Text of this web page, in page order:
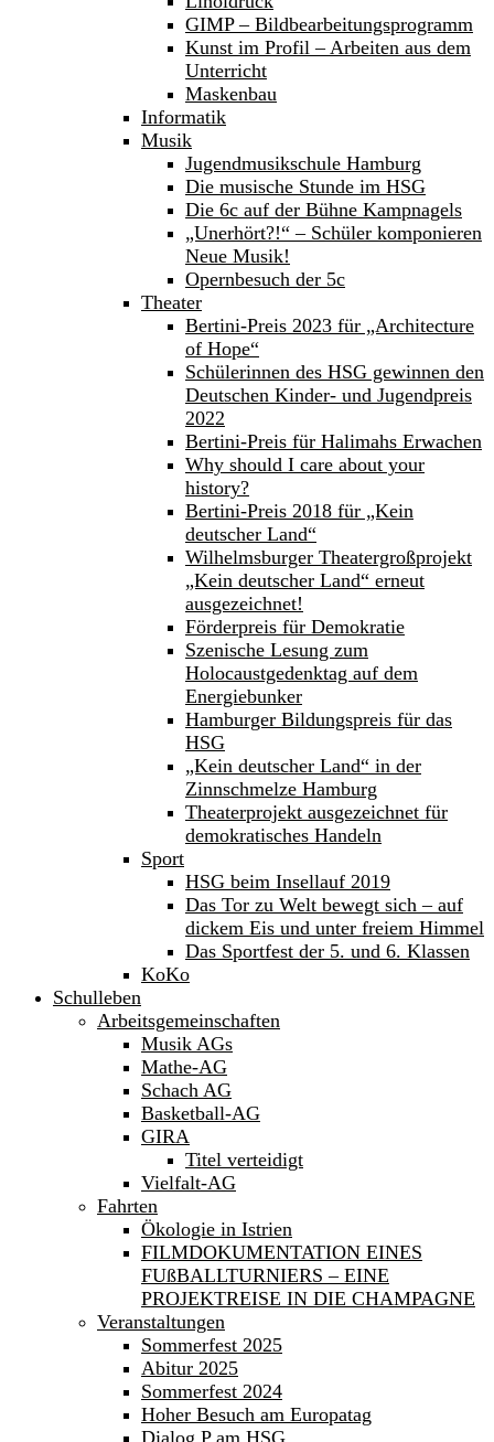
GIMP – Bildbearbeitungsprogramm
Kunst im Profil – Arbeiten aus dem
Unterricht
Maskenbau
Informatik
Musik
Jugendmusikschule Hamburg
Die musische Stunde im HSG
Die 6c auf der Bühne Kampnagels
„Unerhört?!“ – Schüler komponieren
Neue Musik!
Opernbesuch der 5c
Theater
Bertini-Preis 2023 für „Architecture
of Hope“
Schülerinnen des HSG gewinnen den
Deutschen Kinder- und Jugendpreis
2022
Bertini-Preis für Halimahs Erwachen
Why should I care about your
history?
Bertini-Preis 2018 für „Kein
deutscher Land“
Wilhelmsburger Theatergroßprojekt
„Kein deutscher Land“ erneut
ausgezeichnet!
Förderpreis für Demokratie
Szenische Lesung zum
Holocaustgedenktag auf dem
Energiebunker
Hamburger Bildungspreis für das
HSG
„Kein deutscher Land“ in der
Zinnschmelze Hamburg
Theaterprojekt ausgezeichnet für
demokratisches Handeln
Sport
HSG beim Insellauf 2019
Das Tor zu Welt bewegt sich – auf
dickem Eis und unter freiem Himmel
Das Sportfest der 5. und 6. Klassen
KoKo
Schulleben
Arbeitsgemeinschaften
Musik AGs
Mathe-AG
Schach AG
Basketball-AG
GIRA
Titel verteidigt
Vielfalt-AG
Fahrten
Ökologie in Istrien
FILMDOKUMENTATION EINES
FUßBALLTURNIERS – EINE
PROJEKTREISE IN DIE CHAMPAGNE
Veranstaltungen
Sommerfest 2025
Abitur 2025
Sommerfest 2024
Hoher Besuch am Europatag